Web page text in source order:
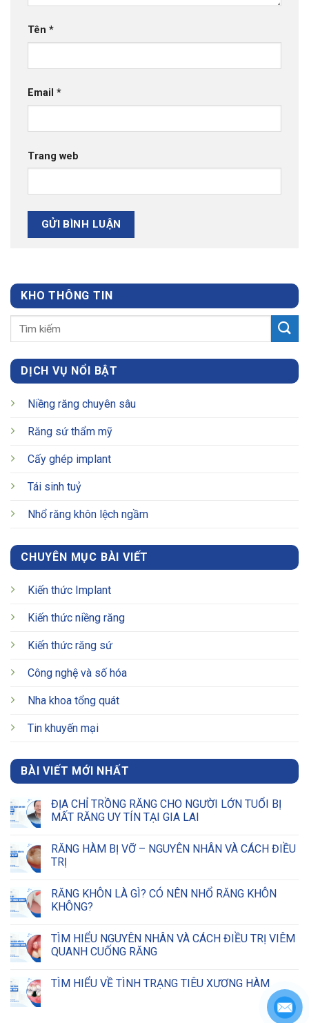
Tên *
Email *
Trang web
KHO THÔNG TIN
DỊCH VỤ NỔI BẬT
Niềng răng chuyên sâu
Răng sứ thẩm mỹ
Cấy ghép implant
Tái sinh tuỷ
Nhổ răng khôn lệch ngầm
CHUYÊN MỤC BÀI VIẾT
Kiến thức Implant
Kiến thức niềng răng
Kiến thức răng sứ
Công nghệ và số hóa
Nha khoa tổng quát
Tin khuyến mại
BÀI VIẾT MỚI NHẤT
ĐỊA CHỈ TRỒNG RĂNG CHO NGƯỜI LỚN TUỔI BỊ
MẤT RĂNG UY TÍN TẠI GIA LAI
RĂNG HÀM BỊ VỠ – NGUYÊN NHÂN VÀ CÁCH ĐIỀU
TRỊ
RĂNG KHÔN LÀ GÌ? CÓ NÊN NHỔ RĂNG KHÔN
KHÔNG?
TÌM HIỂU NGUYÊN NHÂN VÀ CÁCH ĐIỀU TRỊ VIÊM
QUANH CUỐNG RĂNG
TÌM HIỂU VỀ TÌNH TRẠNG TIÊU XƯƠNG HÀM